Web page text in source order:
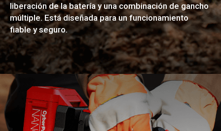
liberación de la batería y una combinación de gancho
múltiple. Está diseñada para un funcionamiento
fiable y seguro.